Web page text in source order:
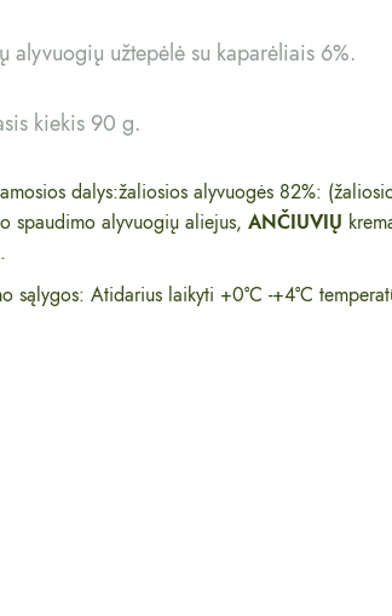
alyvuogių užtepėlė su kaparėliais 6%.
kiekis 90 g.
dalys:žaliosios alyvuogės 82%:
spaudimo alyvuogių aliejus, ANČIUVIŲ
sąlygos: Atidarius laikyti +0°C -+4°C